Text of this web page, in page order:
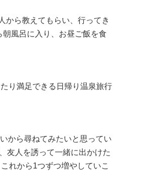
から教えてもらい、行ってき
風呂に入り、お昼ご飯を食
り満足できる日帰り温泉旅行
から尋ねてみたいと思ってい
友人を誘って一緒に出かけた
れから1つずつ増やしていこ